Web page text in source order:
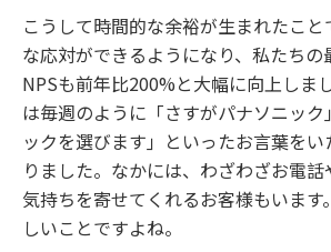
こうして時間的な余裕が生まれたこ
な応対ができるようになり、私たちの
NPSも前年比200%と大幅に向上しま
は毎週のように「さすがパナソニック
ックを選びます」といったお言葉を
りました。なかには、わざわざお電
気持ちを寄せてくれるお客様もいます
しいことですよね。